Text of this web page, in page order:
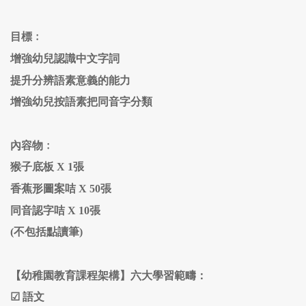
目標﹕
增強幼兒認識中文字詞
提升分辨語素意義的能力
增強幼兒按語素把同音字分類
內容物﹕
猴子底板 X 1張
香蕉形圖案咭 X 50張
同音認字咭 X 10張
(不包括點讀筆)
【幼稚園教育課程架構】六大學習範疇：
☑ 語文